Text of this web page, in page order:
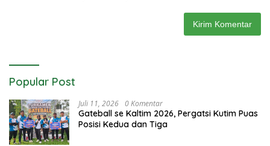
Popular Post
Juli 11, 2026 0 Komentar
Gateball se Kaltim 2026, Pergatsi Kutim Puas
Posisi Kedua dan Tiga